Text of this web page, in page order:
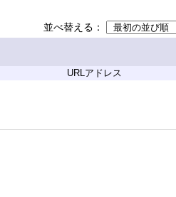
並べ替える
URLアドレス